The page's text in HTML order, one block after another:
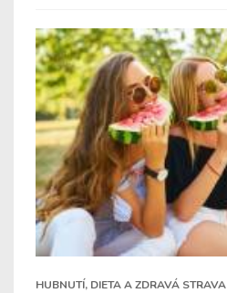
HUBNUTÍ, DIETA A ZDRAVÁ STRAVA